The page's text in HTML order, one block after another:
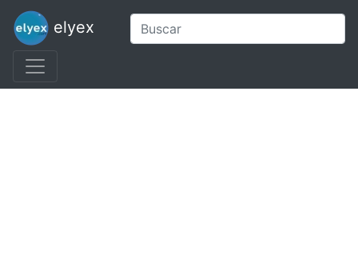
elyex